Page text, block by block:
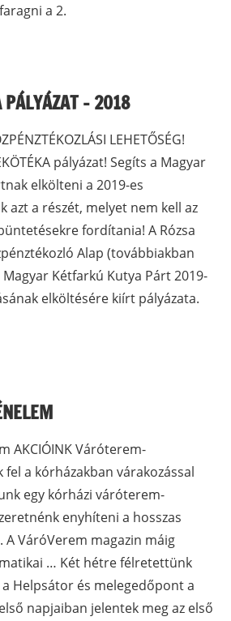
a 2.
PÁLYÁZAT – 2018
LEHETŐSÉG!
pályázat! Segíts a Magyar
elkölteni a 2019-es
azt a részét, melyet nem kell az
fordítania! A Rózsa
Alap (továbbiakban
Magyar Kétfarkú Kutya Párt 2019-
elköltésére kiírt pályázata.
AKCIÓINK Váróterem-
a kórházakban várakozással
egy kórházi váróterem-
enyhíteni a hosszas
A VáróVerem magazin máig
… Két hétre félretettünk
Helpsátor és melegedőpont a
napjaiban jelentek meg az első